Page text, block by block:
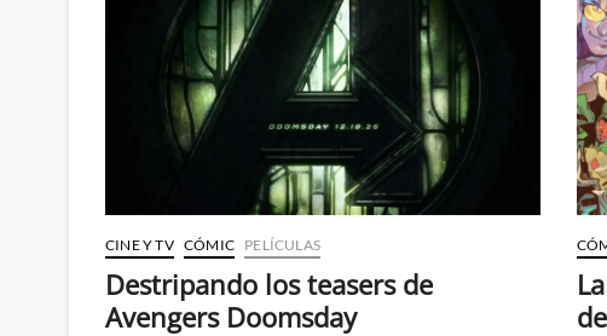
espacio-
CINE Y TV CÓMIC PELÍCULAS
Destripando los teasers de
Avengers Doomsday